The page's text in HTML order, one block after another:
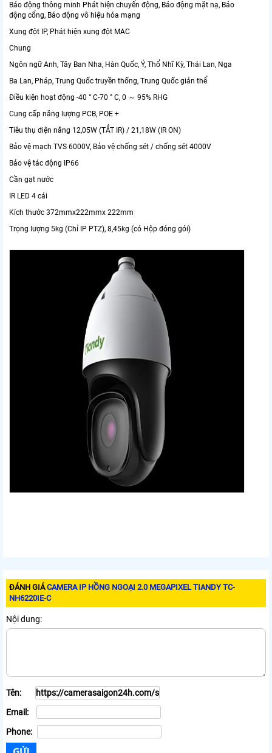
Báo động thông minh Phát hiện chuyển động, Báo động mặt nạ, Báo
động cổng, Báo động vô hiệu hóa mạng
Xung đột IP, Phát hiện xung đột MAC
Chung
Ngôn ngữ Anh, Tây Ban Nha, Hàn Quốc, Ý, Thổ Nhĩ Kỳ, Thái Lan, Nga
Ba Lan, Pháp, Trung Quốc truyền thống, Trung Quốc giản thể
Điều kiện hoạt động -40 ° C-70 ° C, 0 ～ 95% RHG
Cung cấp năng lượng PCB, POE +
Tiêu thụ điện năng 12,05W (TẮT IR) / 21,18W (IR ON)
Bảo vệ mạch TVS 6000V, Bảo vệ chống sét / chống sét 4000V
Bảo vệ tác động IP66
Cần gạt nước
IR LED 4 cái
Kích thước 372mmx222mmx 222mm
Trọng lượng 5kg (Chỉ IP PTZ), 8,45kg (có Hộp đóng gói)
ĐÁNH GIÁCAMERA IP HỒNG NGOẠI 2.0 MEGAPIXEL TIANDY TC-
NH6220IE-C
Nội dung:
Tên:
Email:
Phone: